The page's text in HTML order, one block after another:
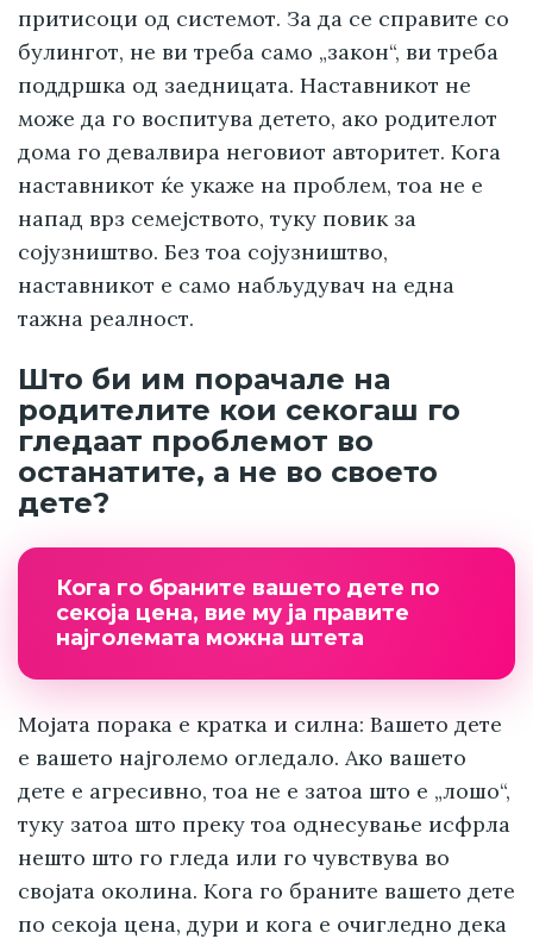
притисоци од системот. За да се справите со
булингот, не ви треба само „закон“, ви треба
поддршка од заедницата. Наставникот не
може да го воспитува детето, ако родителот
дома го девалвира неговиот авторитет. Кога
наставникот ќе укаже на проблем, тоа не е
напад врз семејството, туку повик за
сојузништво. Без тоа сојузништво,
наставникот е само набљудувач на една
тажна реалност.
Што би им порачале на
родителите кои секогаш го
гледаат проблемот во
останатите, а не во своето
дете?
Кога го браните вашето дете по
секоја цена, вие му ја правите
најголемата можна штета
Мојата порака е кратка и силна: Вашето дете
е вашето најголемо огледало. Ако вашето
дете е агресивно, тоа не е затоа што е „лошо“,
туку затоа што преку тоа однесување исфрла
нешто што го гледа или го чувствува во
својата околина. Кога го браните вашето дете
по секоја цена, дури и кога е очигледно дека